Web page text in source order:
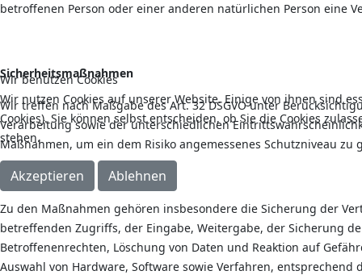
betroffenen Person oder einer anderen natürlichen Person eine
Sicherheitsmaßnahmen
Wir treffen nach Maßgabe des Art. 32 DSGVO unter
Verarbeitung sowie der unterschiedlichen
Maßnahmen, um ein dem Risiko angemessenes Schutzniveau zu
Zu den Maßnahmen gehören insbesondere die Sicherung der
betreffenden Zugriffs, der Eingabe, Weitergabe, der Sicherung
Betroffenenrechten, Löschung von Daten und Reaktion auf
Auswahl von Hardware, Software sowie Verfahren,
Wir benutzen Cookies
Wir nutzen Cookies auf unserer Website. Einige von ihnen sind
Cookies). Sie können selbst entscheiden, ob Sie die Cookies
stehen.
Akzeptieren Ablehnen